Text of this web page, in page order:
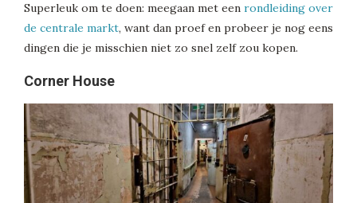
Superleuk om te doen: meegaan met een rondleiding over
de centrale markt, want dan proef en probeer je nog eens
dingen die je misschien niet zo snel zelf zou kopen.
Corner House